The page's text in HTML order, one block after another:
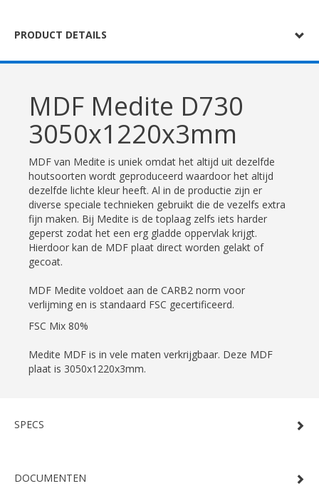
PRODUCT DETAILS
MDF Medite D730
3050x1220x3mm
MDF van Medite is uniek omdat het altijd uit dezelfde
houtsoorten wordt geproduceerd waardoor het altijd
dezelfde lichte kleur heeft. Al in de productie zijn er
diverse speciale technieken gebruikt die de vezelfs extra
fijn maken. Bij Medite is de toplaag zelfs iets harder
geperst zodat het een erg gladde oppervlak krijgt.
Hierdoor kan de MDF plaat direct worden gelakt of
gecoat.
MDF Medite voldoet aan de CARB2 norm voor
verlijming en is standaard FSC gecertificeerd.
FSC Mix 80%
Medite MDF is in vele maten verkrijgbaar. Deze MDF
plaat is 3050x1220x3mm.
SPECS
DOCUMENTEN